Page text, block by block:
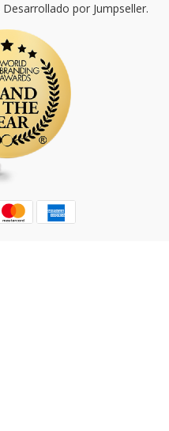
Desarrollado por Jumpseller.